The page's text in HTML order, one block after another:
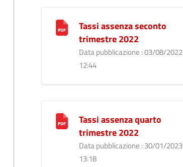
Tassi assenza seconto
trimestre 2022
Data pubblicazione : 03/08/2022
12:44
Tassi assenza quarto
trimestre 2022
Data pubblicazione : 30/01/2023
13:18